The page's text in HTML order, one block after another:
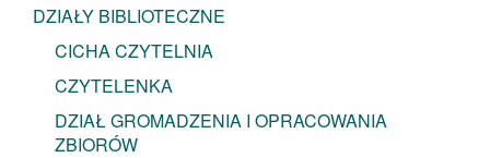
DZIAŁY BIBLIOTECZNE
CICHA CZYTELNIA
CZYTELENKA
DZIAŁ GROMADZENIA I OPRACOWANIA
ZBIORÓW